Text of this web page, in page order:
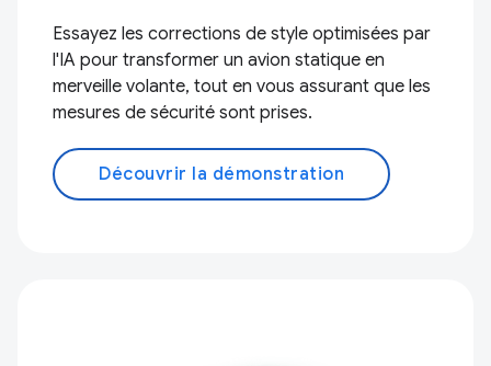
Essayez les corrections de style optimisées par
l'IA pour transformer un avion statique en
merveille volante, tout en vous assurant que les
mesures de sécurité sont prises.
Découvrir la démonstration